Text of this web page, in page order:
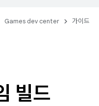
Games dev center 가이드
빌드